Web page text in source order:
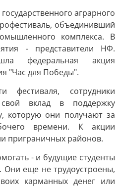
аграрного
объединивший
комплекса. В
- представители НФ.
федеральная акция
"Час для Победы".
фестиваля, сотрудники
свой вклад в поддержку
которую они получают за
времени. К акции
приграничных районов.
- и будущие студенты
Они еще не трудоустроены,
карманных денег или